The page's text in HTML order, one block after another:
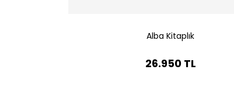
Alba Kitaplık
26.950 TL